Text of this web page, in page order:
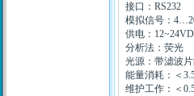
接口： RS232
模拟信号：
供电：
分析法：荧光
光源：带滤波
能量消耗：＜
维护工作：＜